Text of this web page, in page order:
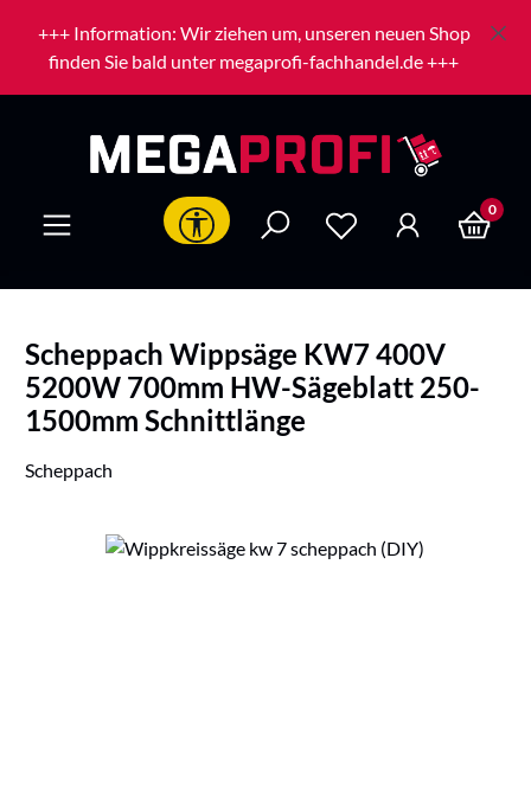
Zum Hauptinhalt springen
+++ Information: Wir ziehen um, unseren neuen Shop
finden Sie bald unter megaprofi-fachhandel.de +++
Werkzeugleiste anzeigen 0
Scheppach Wippsäge KW7 400V
5200W 700mm HW-Sägeblatt 250-
1500mm Schnittlänge
Scheppach
Bildergalerie überspringen